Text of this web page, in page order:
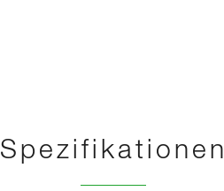
Spezifikationen